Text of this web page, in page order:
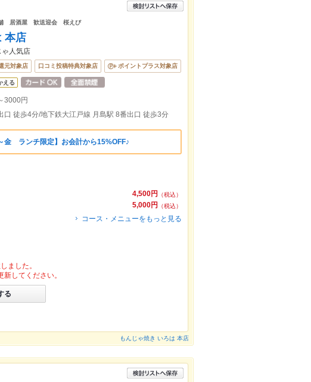
居酒屋 歓送迎会 桜えび
本店
ゃ人気店
元対象店 口コミ投稿特典対象店 ポイントプラス対象店
える
3000円
口 徒歩4分/地下鉄大江戸線 月島駅 8番出口 徒歩3分
金 ランチ限定】お会計から15%OFF♪
4,500円
（税込）
5,000円
（税込）
コース・メニューをもっと見る
ました。
してください。
る
もんじゃ焼き いろは 本店